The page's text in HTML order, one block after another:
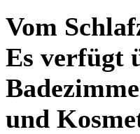
Vom
Es verfügt
und